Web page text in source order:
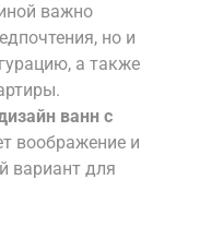
важно
но и
а также
ванн с
воображение и
вариант для